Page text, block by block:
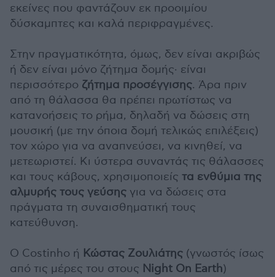
εκείνες που φαντάζουν εκ προοιμίου
δύσκαμπτες και καλά περιφραγμένες.
Στην πραγματικότητα, όμως, δεν είναι ακριβώς
ή δεν είναι μόνο ζήτημα δομής· είναι
περισσότερο ζήτημα προσέγγισης. Άρα πριν
από τη θάλασσα θα πρέπει πρωτίστως να
κατανοήσεις το ρήμα, δηλαδή να δώσεις στη
μουσική (με την όποια δομή τελικώς επιλέξεις)
τον χώρο για να αναπνεύσει, να κινηθεί, να
μετεωριστεί. Κι ύστερα συναντάς τις θάλασσες
και τους κάβους, χρησιμοποιείς τα ενθύμια της
αλμυρής τους γεύσης για να δώσεις στα
πράγματα τη συναισθηματική τους
κατεύθυνση.
Ο Costinho ή Κώστας Ζουλιάτης (γνωστός ίσως
από τις μέρες του στους Night Οn Earth)